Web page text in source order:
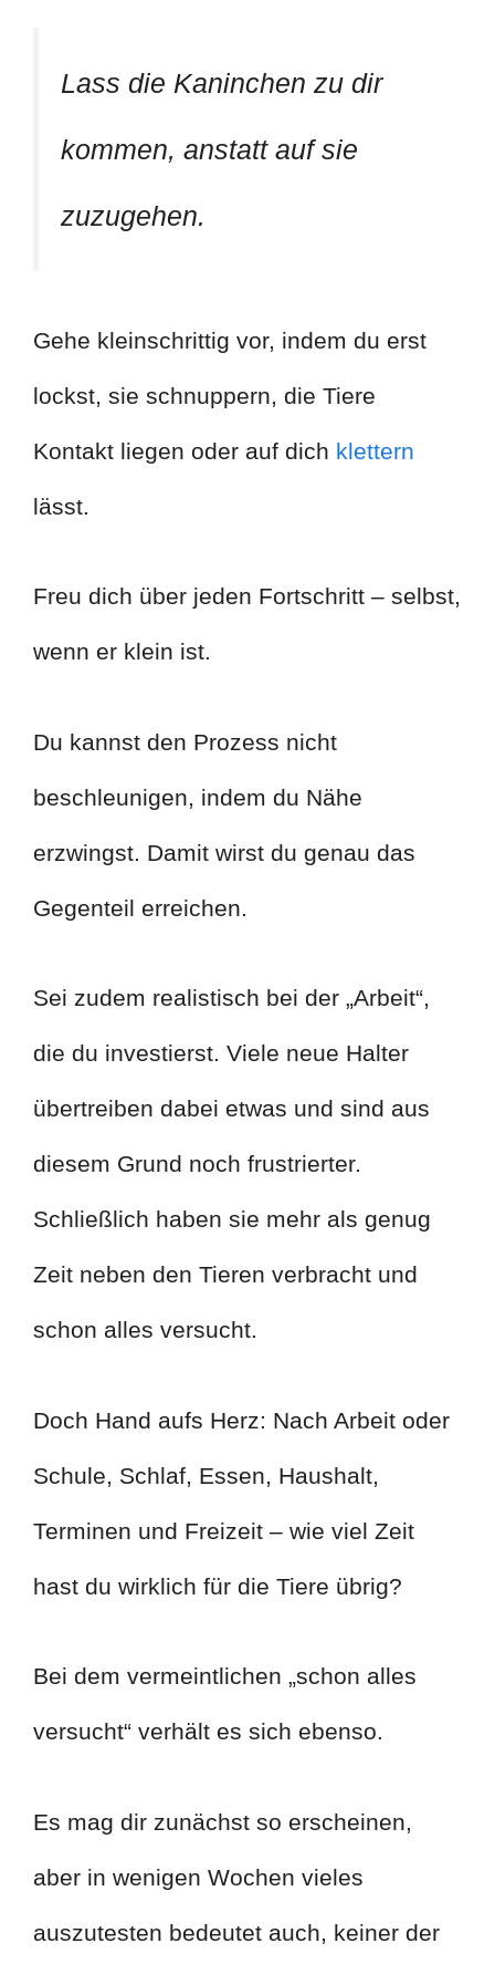
Lass die Kaninchen zu dir
kommen, anstatt auf sie
zuzugehen.
Gehe kleinschrittig vor, indem du erst
lockst, sie schnuppern, die Tiere
Kontakt liegen oder auf dich klettern
lässt.
Freu dich über jeden Fortschritt – selbst,
wenn er klein ist.
Du kannst den Prozess nicht
beschleunigen, indem du Nähe
erzwingst. Damit wirst du genau das
Gegenteil erreichen.
Sei zudem realistisch bei der „Arbeit“,
die du investierst. Viele neue Halter
übertreiben dabei etwas und sind aus
diesem Grund noch frustrierter.
Schließlich haben sie mehr als genug
Zeit neben den Tieren verbracht und
schon alles versucht.
Doch Hand aufs Herz: Nach Arbeit oder
Schule, Schlaf, Essen, Haushalt,
Terminen und Freizeit – wie viel Zeit
hast du wirklich für die Tiere übrig?
Bei dem vermeintlichen „schon alles
versucht“ verhält es sich ebenso.
Es mag dir zunächst so erscheinen,
aber in wenigen Wochen vieles
auszutesten bedeutet auch, keiner der